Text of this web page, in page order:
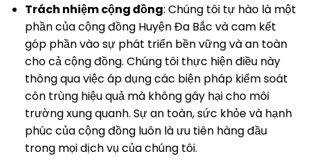
Trách nhiệm cộng đồng: Chúng tôi tự hào là một
phần của cộng đồng Huyện Đa Bắc và cam kết
góp phần vào sự phát triển bền vững và an toàn
cho cả cộng đồng. Chúng tôi thực hiện điều này
thông qua việc áp dụng các biện pháp kiểm soát
côn trùng hiệu quả mà không gây hại cho môi
trường xung quanh. Sự an toàn, sức khỏe và hạnh
phúc của cộng đồng luôn là ưu tiên hàng đầu
trong mọi dịch vụ của chúng tôi.